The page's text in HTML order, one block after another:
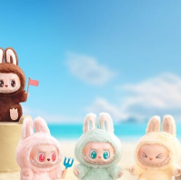
ĐẾN
KIỆN